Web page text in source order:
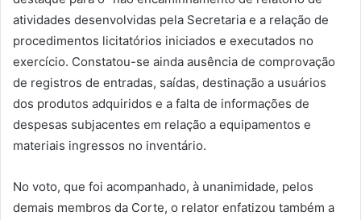
atividades desenvolvidas pela Secretaria e a relação de
procedimentos licitatórios iniciados e executados no
exercício. Constatou-se ainda ausência de comprovação
de registros de entradas, saídas, destinação a usuários
dos produtos adquiridos e a falta de informações de
despesas subjacentes em relação a equipamentos e
materiais ingressos no inventário.
No voto, que foi acompanhado, à unanimidade, pelos
demais membros da Corte, o relator enfatizou também a